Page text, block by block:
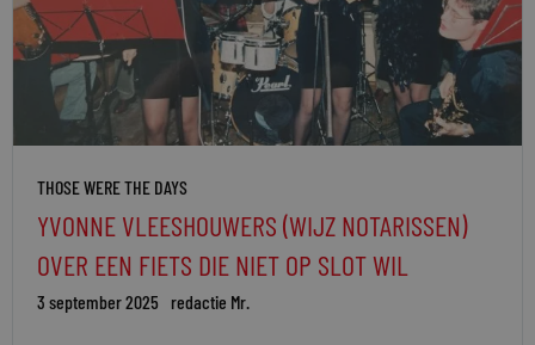
THOSE WERE THE DAYS
YVONNE VLEESHOUWERS (WIJZ NOTARISSEN)
OVER EEN FIETS DIE NIET OP SLOT WIL
3 september 2025 redactie Mr.